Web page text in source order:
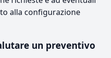
alla configurazione
un preventivo